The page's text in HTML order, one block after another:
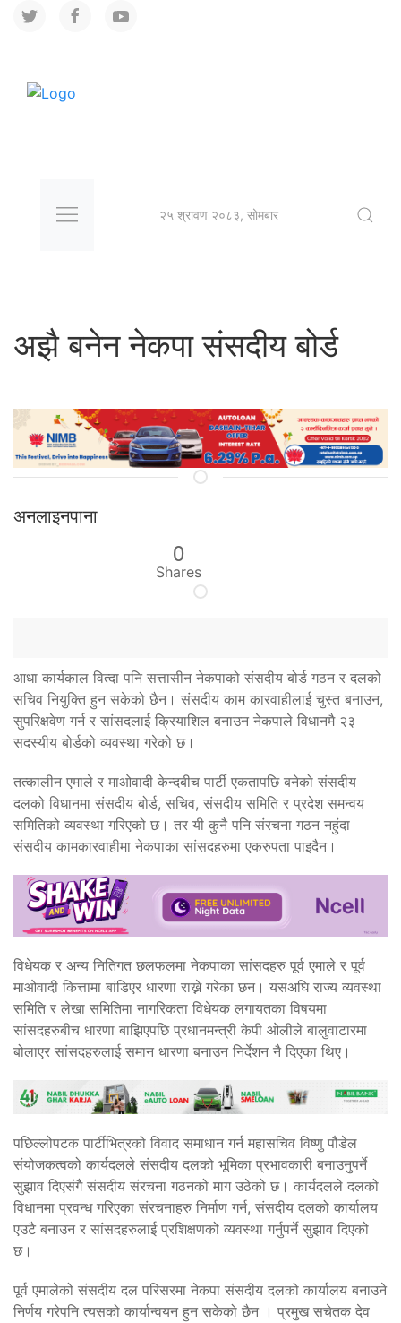
२५ श्रावण २०८३, सोमबार
अझै बनेन नेकपा संसदीय बोर्ड
अनलाइनपाना
0
Shares
आधा कार्यकाल वित्दा पनि सत्तासीन नेकपाको संसदीय बोर्ड गठन र दलको
सचिव नियुक्ति हुन सकेको छैन। संसदीय काम कारवाहीलाई चुस्त बनाउन,
सुपरिक्षवेण गर्न र सांसदलाई क्रियाशिल बनाउन नेकपाले विधानमै २३
सदस्यीय बोर्डको व्यवस्था गरेको छ।
तत्कालीन एमाले र माओवादी केन्दबीच पार्टी एकतापछि बनेको संसदीय
दलको विधानमा संसदीय बोर्ड, सचिव, संसदीय समिति र प्रदेश समन्वय
समितिको व्यवस्था गरिएको छ। तर यी कुनै पनि संरचना गठन नहुंदा
संसदीय कामकारवाहीमा नेकपाका सांसदहरुमा एकरुपता पाइदैन।
विधेयक र अन्य नितिगत छलफलमा नेकपाका सांसदहरु पूर्व एमाले र पूर्व
माओवादी कित्तामा बांडिएर धारणा राख्ने गरेका छन। यसअघि राज्य व्यवस्था
समिति र लेखा समितिमा नागरिकता विधेयक लगायतका विषयमा
सांसदहरुबीच धारणा बाझिएपछि प्रधानमन्त्री केपी ओलीले बालुवाटारमा
बोलाएर सांसदहरुलाई समान धारणा बनाउन निर्देशन नै दिएका थिए।
पछिल्लोपटक पार्टीभित्रको विवाद समाधान गर्न महासचिव विष्णु पौडेल
संयोजकत्वको कार्यदलले संसदीय दलको भूमिका प्रभावकारी बनाउनुपर्ने
सुझाव दिएसंगै संसदीय संरचना गठनको माग उठेको छ। कार्यदलले दलको
विधानमा प्रवन्ध गरिएका संरचनाहरु निर्माण गर्न, संसदीय दलको कार्यालय
एउटै बनाउन र सांसदहरुलाई प्रशिक्षणको व्यवस्था गर्नुपर्ने सुझाव दिएको
छ।
पूर्व एमालेको संसदीय दल परिसरमा नेकपा संसदीय दलको कार्यालय बनाउने
निर्णय गरेपनि त्यसको कार्यान्वयन हुन सकेको छैन । प्रमुख सचेतक देव